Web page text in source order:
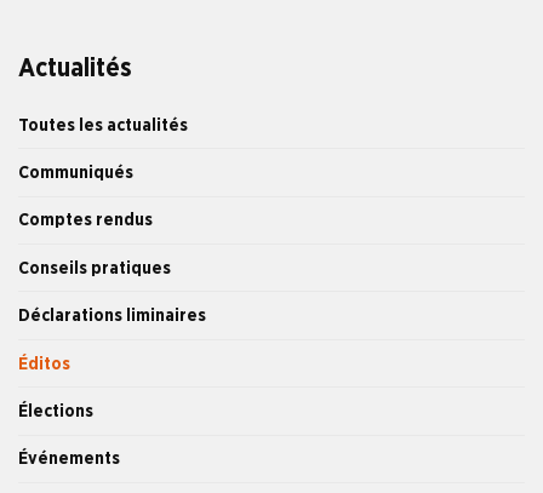
Actualités
Toutes les actualités
Communiqués
Comptes rendus
Conseils pratiques
Déclarations liminaires
Éditos
Élections
Événements